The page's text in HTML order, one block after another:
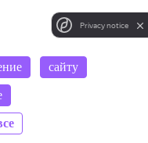
сайту
Privacy notice